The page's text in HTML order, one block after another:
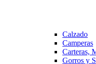
Calzado
Camperas
Carteras,
Gorros y